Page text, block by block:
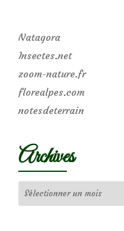
Natagora
Insectes.net
zoom-nature.fr
florealpes.com
notesdeterrain
Archives